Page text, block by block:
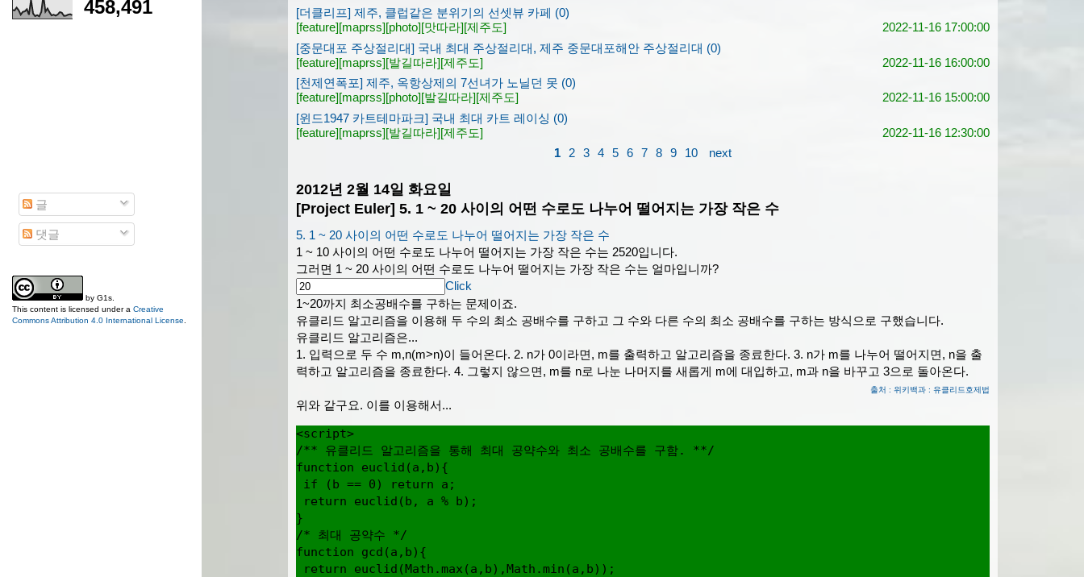
458,491
글
댓글
by G1s
This content is licensed under a Creative
Commons Attribution 4.0 International License
[더클리프] 제주, 클럽같은 분위기의 선셋뷰 카페 (0)
[feature][maprss][photo][맛따라][제주도]
2022-11-16 17:00:00
[중문대포 주상절리대] 국내 최대 주상절리대, 제주 중문대포해안 주상절리대 (0)
[feature][maprss][발길따라][제주도]
2022-11-16 16:00:00
[천제연폭포] 제주, 옥항상제의 7선녀가 노닐던 못 (0)
[feature][maprss][photo][발길따라][제주도]
2022-11-16 15:00:00
[윈드1947 카트테마파크] 국내 최대 카트 레이싱 (0)
[feature][maprss][발길따라][제주도]
2022-11-16 12:30:00
1
2 3 4 5 6 7 8 9 10 next
2012년 2월 14일 화요일
[Project Euler] 5. 1 ~ 20 사이의 어떤 수로도 나누어 떨어지는 가장 작은 수
5. 1 ~ 20 사이의 어떤 수로도 나누어 떨어지는 가장 작은 수
1 ~ 10 사이의 어떤 수로도 나누어 떨어지는 가장 작은 수는 2520입니다.
그러면 1 ~ 20 사이의 어떤 수로도 나누어 떨어지는 가장 작은 수는 얼마입니까?
Click
1~20까지 최소공배수를 구하는 문제이죠.
유클리드 알고리즘을 이용해 두 수의 최소 공배수를 구하고 그 수와 다른 수의 최소 공배수를 구하는 방식으로 구했습니다.
유클리드 알고리즘은...
1. 입력으로 두 수 m,n(m>n)이 들어온다. 2. n가 0이라면, m를 출력하고 알고리즘을 종료한다. 3. n가 m를 나누어 떨어지면, n을 출
력하고 알고리즘을 종료한다. 4. 그렇지 않으면, m를 n로 나눈 나머지를 새롭게 m에 대입하고, m과 n을 바꾸고 3으로 돌아온다.
출처 : 위키백과 : 유클리드호제법
위와 같구요. 이를 이용해서...
<script>
/** 유클리드 알고리즘을 통해 최대 공약수와 최소 공배수를 구함. **/
function euclid(a,b){
if (b == 0) return a;
return euclid(b, a % b);
}
/* 최대 공약수 */
function gcd(a,b){
return euclid(Math.max(a,b),Math.min(a,b));